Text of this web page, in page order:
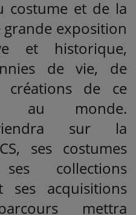
costume et de la
exposition
et historique,
de vie, de
créations de ce
au monde.
sur la
ses costumes
ses collections
ses acquisitions
mettra